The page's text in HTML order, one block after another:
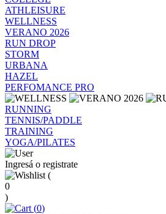
ATHLEISURE
WELLNESS
VERANO 2026
RUN DROP
STORM
URBANA
HAZEL
PERFOMANCE PRO
RUNNING
TENNIS/PADDLE
TRAINING
YOGA/PILATES
Ingresá o registrate
(
0
)
(0)